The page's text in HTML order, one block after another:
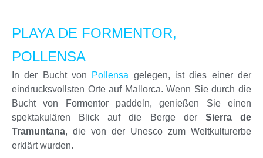
PLAYA DE FORMENTOR,
POLLENSA
In der Bucht von Pollensa gelegen, ist dies einer der
eindrucksvollsten Orte auf Mallorca. Wenn Sie durch die
Bucht von Formentor paddeln, genießen Sie einen
spektakulären Blick auf die Berge der Sierra de
Tramuntana, die von der Unesco zum Weltkulturerbe
erklärt wurden.